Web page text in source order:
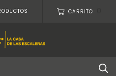
CARRITO